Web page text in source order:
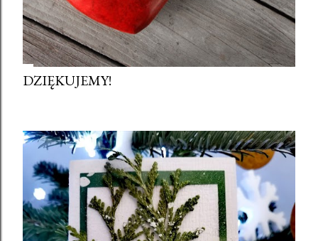
DZIĘKUJEMY!